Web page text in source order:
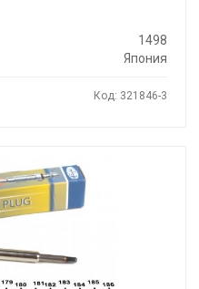
1498
Япония
Код: 321846-3